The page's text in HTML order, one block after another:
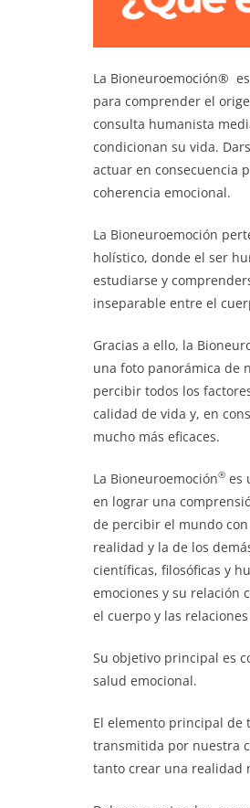
La Bioneuroemoción®
para comprender el
consulta humanista
condicionan su vida.
actuar en consecuencia
coherencia emocional.
La Bioneuroemoción
holístico, donde el ser
estudiarse y
inseparable entre el
Gracias a ello, la
una foto panorámica de
percibir todos los
calidad de vida y, en
mucho más eficaces.
La Bioneuroemoción® es
en lograr una
de percibir el mundo
realidad y la de los
científicas, filosóficas y
emociones y su relación
el cuerpo y las
Su objetivo principal es
salud emocional.
El elemento principal de
transmitida por nuestra
tanto crear una realidad